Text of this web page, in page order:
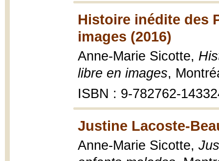
Histoire inédite des
images (2016)
Anne-Marie Sicotte,
libre en images,
ISBN : 9-782762-
Justine Lacoste-
Anne-Marie Sicotte,